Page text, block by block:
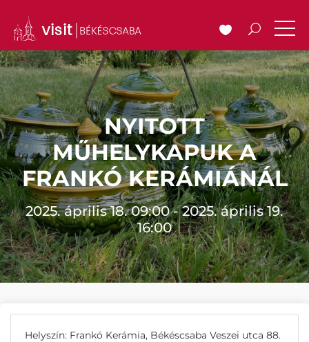
NYITOTT
MŰHELYKAPUK A
FRANKÓ KERÁMIÁNÁL
2025. április 18. 09:00 - 2025. április 19.
16:00
Helyszín: Frankó Kerámia, Békéscsaba Veszei utca 88.